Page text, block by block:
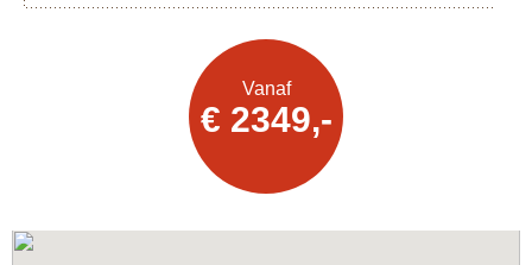
Vanaf
€ 2349,-